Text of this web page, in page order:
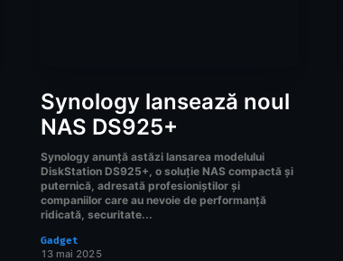
Synology lansează noul
NAS DS925+
Synology anunță astăzi lansarea modelului
DiskStation DS925+, o soluție NAS compactă și
puternică, adresată profesioniștilor și
companiilor care au nevoie de performanță
ridicată, securitate...
Gadget
13 mai 2025